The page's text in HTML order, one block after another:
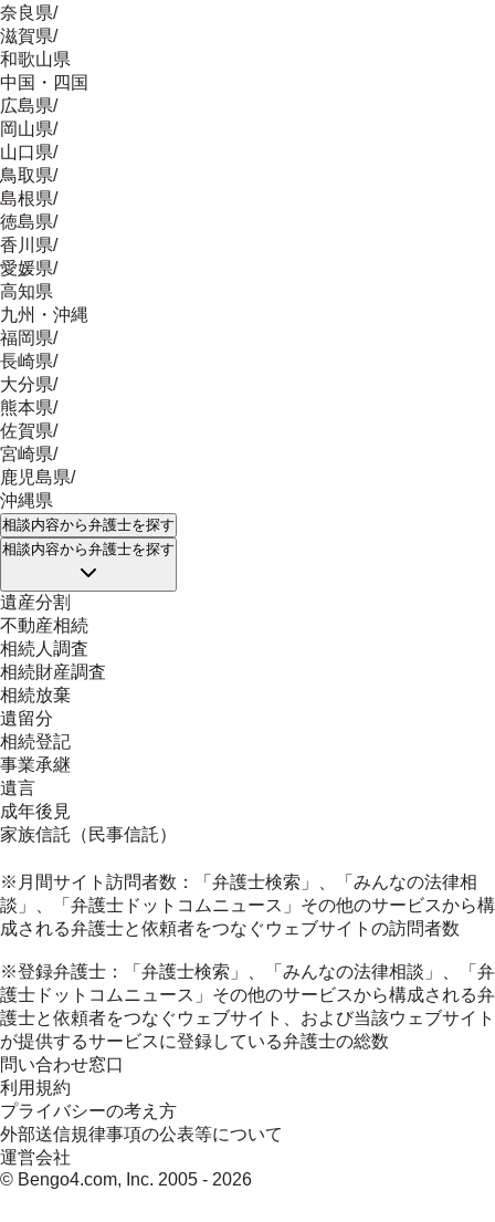
奈良県/
滋賀県/
和歌山県
中国・四国
広島県/
岡山県/
山口県/
鳥取県/
島根県/
徳島県/
香川県/
愛媛県/
高知県
九州・沖縄
福岡県/
長崎県/
大分県/
熊本県/
佐賀県/
宮崎県/
鹿児島県/
沖縄県
相談内容から弁護士を探す
相談内容から弁護士を探す
遺産分割
不動産相続
相続人調査
相続財産調査
相続放棄
遺留分
相続登記
事業承継
遺言
成年後見
家族信託（民事信託）
※月間サイト訪問者数：「弁護士検索」、「みんなの法律相
談」、「弁護士ドットコムニュース」その他のサービスから構
成される弁護士と依頼者をつなぐウェブサイトの訪問者数
※登録弁護士：「弁護士検索」、「みんなの法律相談」、「弁
護士ドットコムニュース」その他のサービスから構成される弁
護士と依頼者をつなぐウェブサイト、および当該ウェブサイト
が提供するサービスに登録している弁護士の総数
問い合わせ窓口
利用規約
プライバシーの考え方
外部送信規律事項の公表等について
運営会社
© Bengo4.com, Inc. 2005 - 2026